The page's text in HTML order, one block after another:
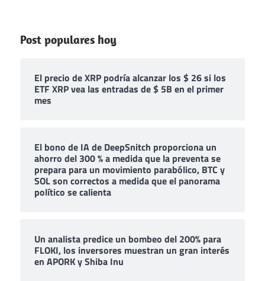
Post populares hoy
El precio de XRP podría alcanzar los $ 26 si los
ETF XRP vea las entradas de $ 5B en el primer
mes
El bono de IA de DeepSnitch proporciona un
ahorro del 300 % a medida que la preventa se
prepara para un movimiento parabólico, BTC y
SOL son correctos a medida que el panorama
político se calienta
Un analista predice un bombeo del 200% para
FLOKI, los inversores muestran un gran interés
en APORK y Shiba Inu